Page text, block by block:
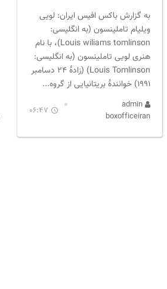
به گزارش باکس افیس ایران: لویی
ویلیام تاملینسون (به انگلیسی:
Louis wiliams tomlinson)، با نام
هنری لویی تاملینسون (به انگلیسی:
Louis Tomlinson) (زادهٔ ۲۴ دسامبر
۱۹۹۱) خوانندهٔ بریتانیایی از گروه...
admin
boxofficeiran
06:47